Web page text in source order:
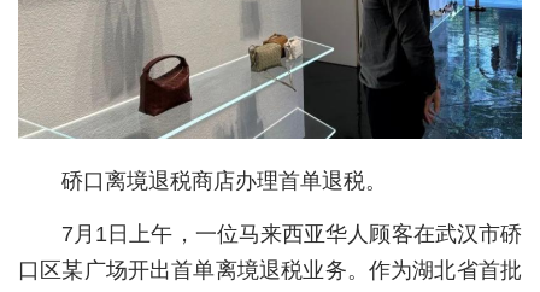
专题
极客圈
经济
健康
硚口离境退税商店办理首单退税。
7月1日上午，一位马来西亚华人顾客在武汉市硚
口区某广场开出首单离境退税业务。作为湖北省首批